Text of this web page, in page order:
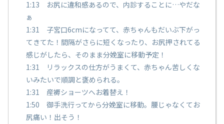
1:13 お尻に違和感あるので、内診することに…やだな
ぁ
1:31 子宮口6cmになってて、赤ちゃんもだいぶ下がっ
てきてた！間隔がさらに短くなったり、お尻押されてる
感じがしたら、そのまま分娩室に移動予定！
1:31 リラックスの仕方がうまくて、赤ちゃん苦しくな
いみたいで順調と褒められる。
1:31 産褥ショーツへお着替え！
1:50 御手洗行ってから分娩室に移動。腰じゃなくてお
尻痛い！出そう！